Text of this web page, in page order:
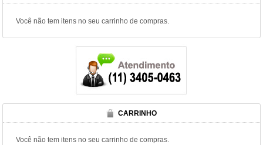
Você não tem itens no seu carrinho de compras.
CARRINHO
Você não tem itens no seu carrinho de compras.